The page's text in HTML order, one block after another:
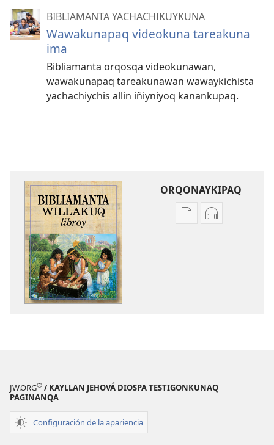
BIBLIAMANTA YACHACHIKUYKUNA
Wawakunapaq videokuna tareakuna
ima
Bibliamanta orqosqa videokunawan,
wawakunapaq tareakunawan wawaykichista
yachachiychis allin iñiyniyoq kanankupaq.
ORQONAYKIPAQ
KaypiKaypin
JW.ORG® / KAYLLAN JEHOVÁ DIOSPA TESTIGONKUNAQ
PAGINANQA
Configuración de la apariencia